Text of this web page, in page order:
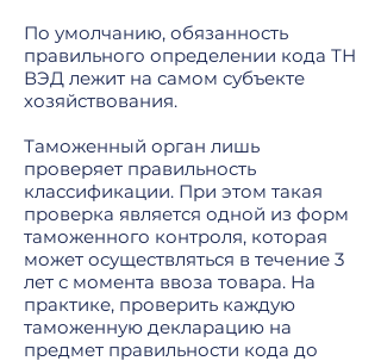
По умолчанию, обязанность
правильного определении кода ТН
ВЭД лежит на самом субъекте
хозяйствования.
Таможенный орган лишь
проверяет правильность
классификации. При этом такая
проверка является одной из форм
таможенного контроля, которая
может осуществляться в течение 3
лет с момента ввоза товара. На
практике, проверить каждую
таможенную декларацию на
предмет правильности кода до